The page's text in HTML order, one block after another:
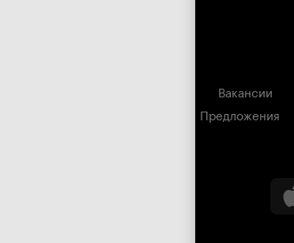
Вакансии
Предложения